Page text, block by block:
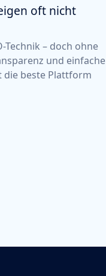
oft nicht
Technik – doch ohne
und einfache
die beste Plattform